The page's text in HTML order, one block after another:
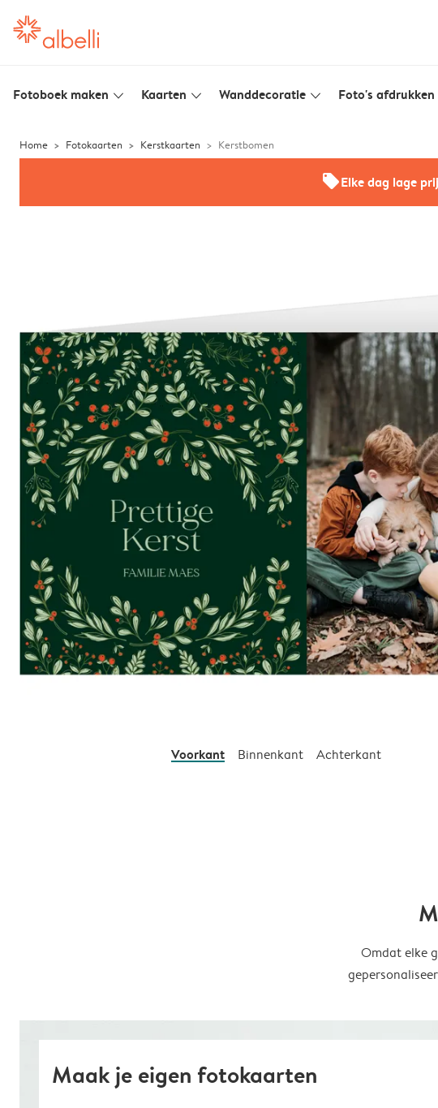
Fotoboek maken slim_arrow_down Kaarten slim_arrow_down Wanddecoratie slim_arrow_down Foto's afdrukken
Home Fotokaarten Kerstkaarten Kerstbomen
offersElke dag lage
Voorkant Binnenkant Achterkant
Omdat elke
Maak je eigen fotokaarten